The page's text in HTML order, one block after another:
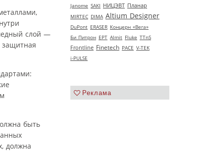
Janome SAKI НИЦЭВТ Планар
MIRTEC DIMA Altium Designer
DuPont ERASER Концерн «Вега»
Би Питрон EPT Almit Fluke TTnS
Frontline Finetech РАСЕ V‑TEK
i-PULSE
Реклама
слой —
защитная
быть
должна